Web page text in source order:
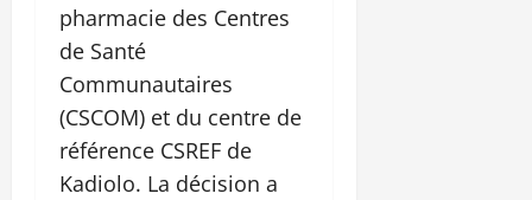
pharmacie des Centres
de Santé
Communautaires
(CSCOM) et du centre de
référence CSREF de
Kadiolo. La décision a